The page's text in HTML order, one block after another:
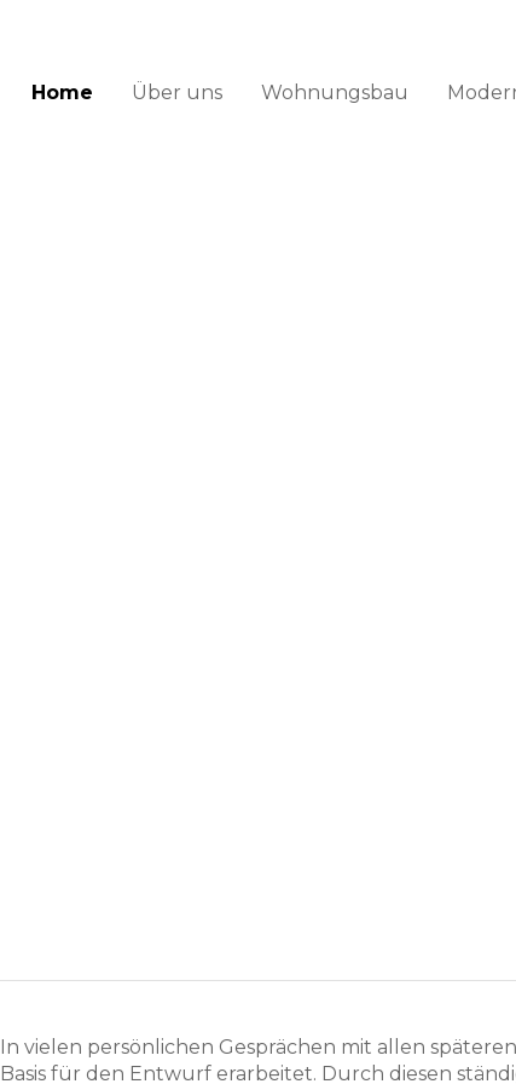
Home Über uns Wohnungsbau
In vielen persönlichen Gesprächen mit allen
Basis für den Entwurf erarbeitet. Durch diesen